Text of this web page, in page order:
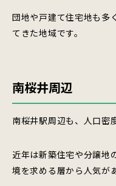
団地や戸建て住宅地も多
てきた地域です。
南桜井周辺
南桜井駅周辺も、人口密
近年は新築住宅や分譲地
境を求める層から人気が